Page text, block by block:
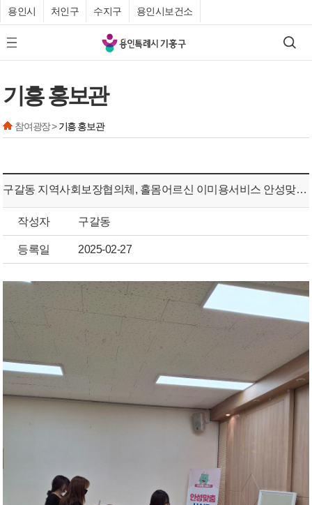
용인시 처인구 수지구 용인시보건소
모바일 메뉴 버튼
기
흥
청
검색
기흥 홍보관
참여광장 >기흥 홍보관
구갈동 지역사회보장협의체, 홀몸어르신 이미용서비스 안성맞춤 hair 제공
작성자 구갈동
등록일 2025-02-27